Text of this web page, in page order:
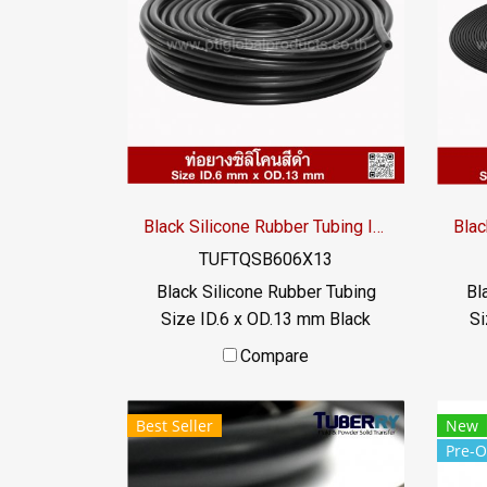
Black Silicone Rubber Tubing ID.6 x OD.13 mm
TUFTQSB606X13
Black Silicone Rubber Tubing
Size ID.6 x OD.13 mm Black
food grade silicone rubber tube,
animal oil, resistant to UV
Ozone and excellent
environments. Suitable for the
food industry Usage
Compare
Best Seller
New
Pre-